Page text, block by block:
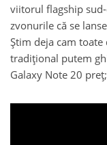
viitorul flagship
zvonurile că se
Știm deja cam
tradițional putem
Galaxy Note 20